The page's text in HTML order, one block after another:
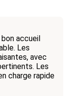
accueil
Les
avec
Les
charge rapide